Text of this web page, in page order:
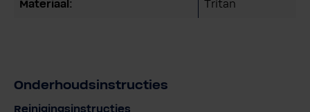
Materiaal: Tritan
Onderhoudsinstructies